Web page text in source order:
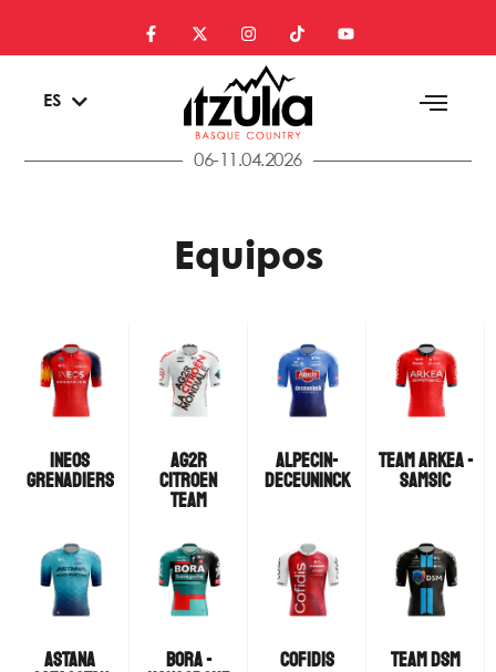
ES
EN
06-11.04.2026
Equipos
INEOS
GRENADIERS
AG2R
CITROEN
TEAM
ALPECIN-
DECEUNINCK
TEAM ARKEA -
SAMSIC
ASTANA
BORA -
COFIDIS TEAM DSM